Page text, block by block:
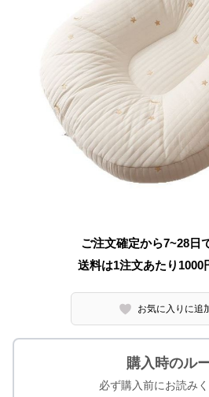
ご注文確定から7~28日
送料は1注文あたり 1000
お気に入りに追
購入時のル
必ず購入前にお読みく